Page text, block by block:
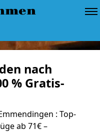
nach
% Gratis-
: Top-
ab 71€ –